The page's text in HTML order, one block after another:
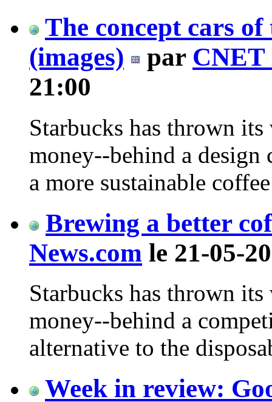
The concept cars
(images)
par CNET
21:00
Starbucks has thrown
money--behind a
a more sustainable
Brewing a better
News.com le 21-05-
Starbucks has thrown
money--behind a
alternative to the
Week in review: